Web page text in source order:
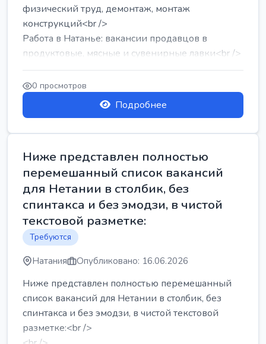
физический труд, демонтаж, монтаж
конструкций<br />
Работа в Натанье: вакансии продавцов в
продуктовые, мясные и сувенирные лавки<br />
Разнорабочий на сборку м...
0 просмотров
Подробнее
Ниже представлен полностью
перемешанный список вакансий
для Нетании в столбик, без
спинтакса и без эмодзи, в чистой
текстовой разметке:
Требуются
Натания Опубликовано: 16.06.2026
Ниже представлен полностью перемешанный
список вакансий для Нетании в столбик, без
спинтакса и без эмодзи, в чистой текстовой
разметке:<br />